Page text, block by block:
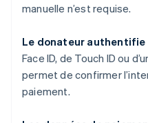
manuelle n’est requise.
Le donateur authentifie
Face ID, de Touch ID ou
permet de confirmer
paiement.